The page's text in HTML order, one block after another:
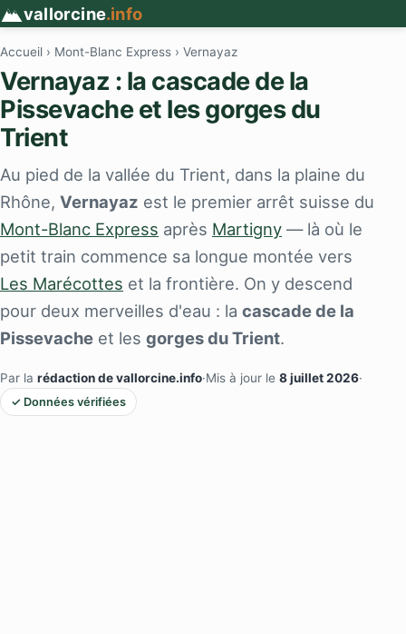
vallorcine.info
Accueil › Mont-Blanc Express › Vernayaz
Vernayaz : la cascade de la
Pissevache et les gorges du
Trient
Au pied de la vallée du Trient, dans la plaine du
Rhône, Vernayaz est le premier arrêt suisse du
Mont-Blanc Express après Martigny — là où le
petit train commence sa longue montée vers
Les Marécottes et la frontière. On y descend
pour deux merveilles d'eau : la cascade de la
Pissevache et les gorges du Trient.
Par la rédaction de vallorcine.info·Mis à jour le 8 juillet 2026·
✓ Données vérifiées